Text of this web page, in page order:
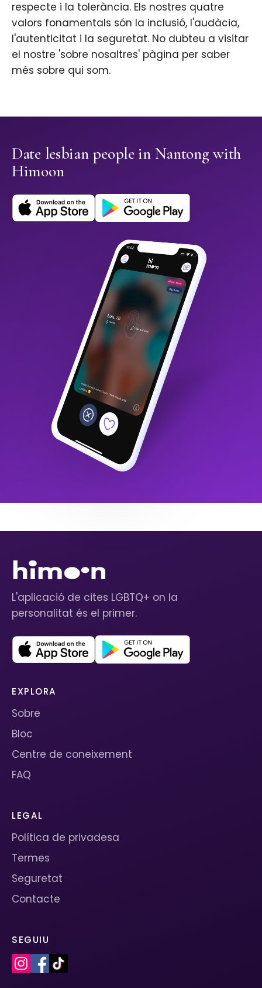
respecte i la tolerància. Els nostres quatre
valors fonamentals són la inclusió, l'audàcia,
l'autenticitat i la seguretat. No dubteu a visitar
el nostre 'sobre nosaltres' pàgina per saber
més sobre qui som.
Date lesbian people in Nantong with
Himoon
L'aplicació de cites LGBTQ+ on la
personalitat és el primer.
EXPLORA
Sobre
Bloc
Centre de coneixement
FAQ
LEGAL
Política de privadesa
Termes
Seguretat
Contacte
SEGUIU